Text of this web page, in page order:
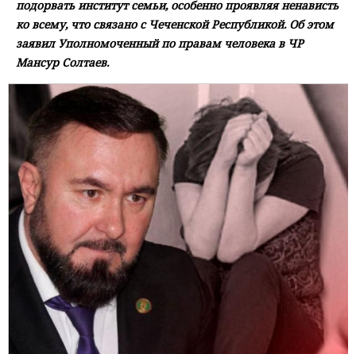
подорвать институт семьи, особенно проявляя ненависть
ко всему, что связано с Чеченской Республикой. Об этом
заявил Уполномоченный по правам человека в ЧР
Мансур Солтаев.